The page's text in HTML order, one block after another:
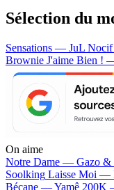
Sélection du
Sensations — JuL
Brownie J'aime Bien !
On aime
Notre Dame — Gazo &
Soolking Laisse Moi —
Bécane —Yamê 200K